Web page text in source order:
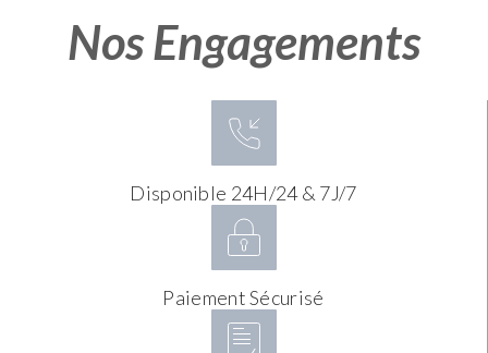
Nos Engagements
Disponible 24H/24 & 7J/7
Paiement Sécurisé